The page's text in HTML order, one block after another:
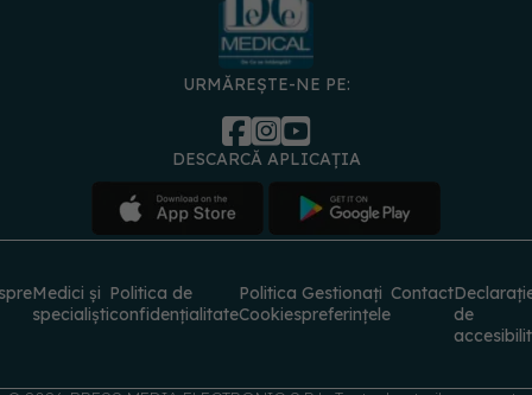
URMĂREȘTE-NE PE:
DESCARCĂ APLICAȚIA
Medici și
specialiști
Politica de
confidențialitate
Politica
Cookies
Gestionați
preferințele
Contact
de